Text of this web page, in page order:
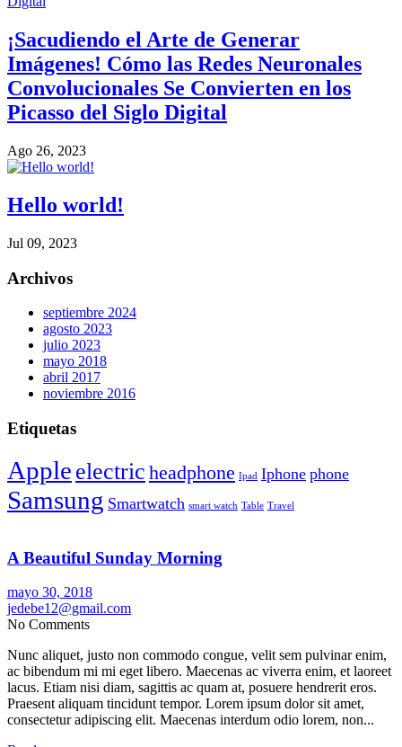
¡Sacudiendo el Arte de Generar
Imágenes! Cómo las Redes Neuronales
Convolucionales Se Convierten en los
Picasso del Siglo Digital
Ago 26, 2023
Hello world!
Jul 09, 2023
Archivos
septiembre 2024
agosto 2023
julio 2023
mayo 2018
abril 2017
noviembre 2016
Etiquetas
Apple electric headphone Ipad Iphone phone
Samsung Smartwatch smart watch Table Travel
A Beautiful Sunday Morning
mayo 30, 2018
jedebe12@gmail.com
No Comments
Nunc aliquet, justo non commodo congue, velit sem pulvinar enim,
ac bibendum mi mi eget libero. Maecenas ac viverra enim, et laoreet
lacus. Etiam nisi diam, sagittis ac quam at, posuere hendrerit eros.
Praesent aliquam tincidunt tempor. Lorem ipsum dolor sit amet,
consectetur adipiscing elit. Maecenas interdum odio lorem, non...